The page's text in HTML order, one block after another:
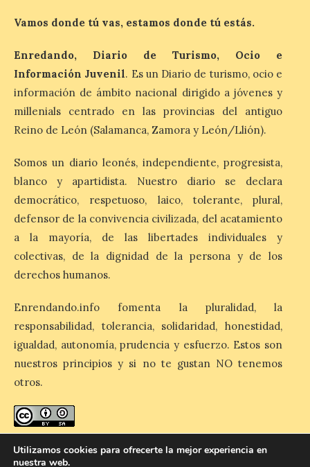
Villadangos recrea la
batalla en el que se
decidió el futuro del Reino
de León
8 Ago 2026
esta edición de la Batalla
de Villadangos es el plato
cordero asado al fuego y
las brasas in situ durante 5 horas. . Los
días 7, 8 y 9 de este […]
Vuelve la tradicional Feria
Gradefes
7 Ago 2026
imprescindible para disfrutar de los
mejores dulces conventuales, tradición,
cultura y un ambiente único. El
Vamos donde tú vas, estamos donde tú estás.
Enredando, Diario de Turismo, Ocio e
Información Juvenil. Es un Diario de turismo, ocio e
información de ámbito nacional dirigido a jóvenes y
millenials centrado en las provincias del antiguo
Reino de León (Salamanca, Zamora y León/Llión).
Somos un diario leonés, independiente, progresista,
blanco y apartidista. Nuestro diario se declara
democrático, respetuoso, laico, tolerante, plural,
defensor de la convivencia civilizada, del acatamiento
a la mayoría, de las libertades individuales y
colectivas, de la dignidad de la persona y de los
derechos humanos.
Enrendando.info fomenta la pluralidad, la
responsabilidad, tolerancia, solidaridad, honestidad,
igualdad, autonomía, prudencia y esfuerzo. Estos son
nuestros principios y si no te gustan NO tenemos
otros.
Reconocimiento-CompartirIgual 4.0 Internacional
Utilizamos cookies para ofrecerte la mejor experiencia en
nuestra web.